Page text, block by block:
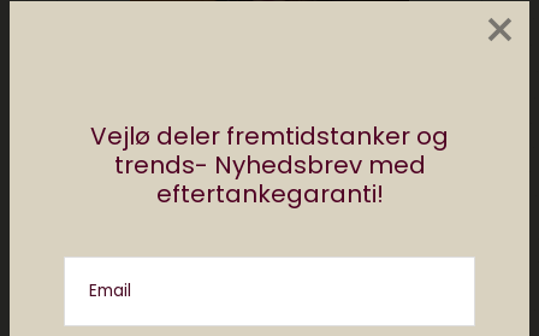
Vejlø deler fremtidstanker og
trends- Nyhedsbrev med
eftertankegaranti!
Email
×